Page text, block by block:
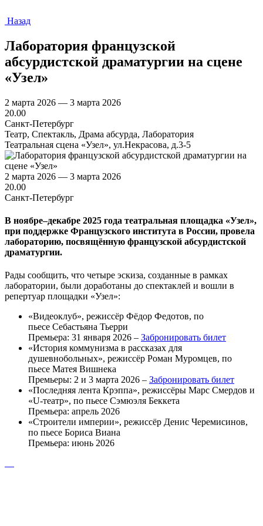
Назад
Лаборатория французской
абсурдистской драматургии на сцене
«Узел»
2 марта 2026 — 3 марта 2026
20.00
Санкт-Петербург
Театр, Спектакль, Драма абсурда, Лаборатория
Театральная сцена «Узел», ул.Некрасова, д.3-5
2 марта 2026 — 3 марта 2026
20.00
Санкт-Петербург
В ноябре–декабре 2025 года театральная площадка «Узел»,
при поддержке Французского института в России, провела
лабораторию, посвящённую французской абсурдистской
драматургии.
Рады сообщить, что четыре эскиза, созданные в рамках
лаборатории, были доработаны до спектаклей и вошли в
репертуар площадки «Узел»:
«Видеоклуб», режиссёр Фёдор Федотов, по
пьесе Себастьяна Тьерри
Премьера: 31 января 2026 – Забронировать билет
«История коммунизма в рассказах для
душевнобольных», режиссёр Роман Муромцев, по
пьесе Матея Вишнека
Премьеры: 2 и 3 марта 2026 – Забронировать билет
«Последняя лента Крэппа», режиссёры Марс Смердов и
«U-театр», по пьесе Сэмюэля Беккета
Премьера: апрель 2026
«Строители империи», режиссёр Денис Черемисинов,
по пьесе Бориса Виана
Премьера: июнь 2026